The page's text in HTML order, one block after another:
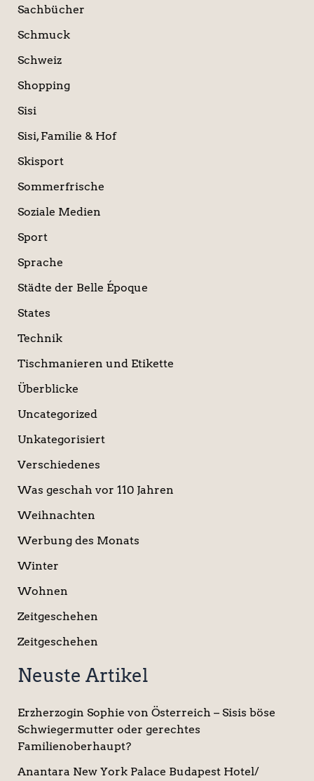
Sachbücher
Schmuck
Schweiz
Shopping
Sisi
Sisi, Familie & Hof
Skisport
Sommerfrische
Soziale Medien
Sport
Sprache
Städte der Belle Époque
States
Technik
Tischmanieren und Etikette
Überblicke
Uncategorized
Unkategorisiert
Verschiedenes
Was geschah vor 110 Jahren
Weihnachten
Werbung des Monats
Winter
Wohnen
Zeitgeschehen
Zeitgeschehen
Neuste Artikel
Erzherzogin Sophie von Österreich – Sisis böse
Schwiegermutter oder gerechtes
Familienoberhaupt?
Anantara New York Palace Budapest Hotel/